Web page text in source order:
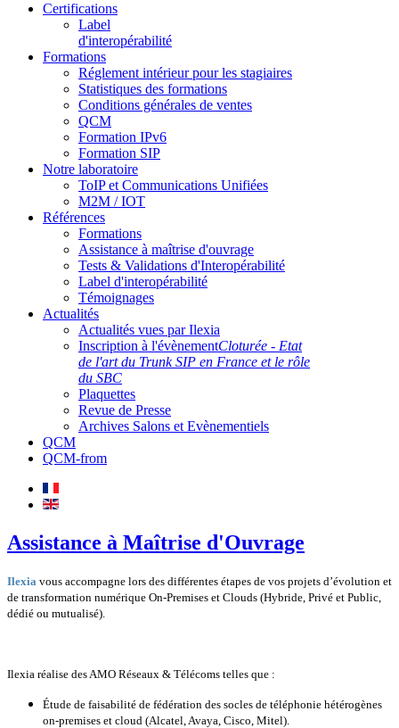
Certifications
Label
d'interopérabilité
Formations
Réglement intérieur pour les stagiaires
Statistiques des formations
Conditions générales de ventes
QCM
Formation IPv6
Formation SIP
Notre laboratoire
ToIP et Communications Unifiées
M2M / IOT
Références
Formations
Assistance à maîtrise d'ouvrage
Tests & Validations d'Interopérabilité
Label d'interopérabilité
Témoignages
Actualités
Actualités vues par Ilexia
Inscription à l'évènementCloturée - Etat
de l'art du Trunk SIP en France et le rôle
du SBC
Plaquettes
Revue de Presse
Archives Salons et Evènementiels
QCM
QCM-from
Assistance à Maîtrise d'Ouvrage
Ilexia vous accompagne lors des différentes étapes de vos projets d’évolution et
de transformation numérique On-Premises et Clouds (Hybride, Privé et Public,
dédié ou mutualisé).
Ilexia réalise des AMO Réseaux & Télécoms telles que :
Étude de faisabilité de fédération des socles de téléphonie hétérogènes
on-premises et cloud (Alcatel, Avaya, Cisco, Mitel).